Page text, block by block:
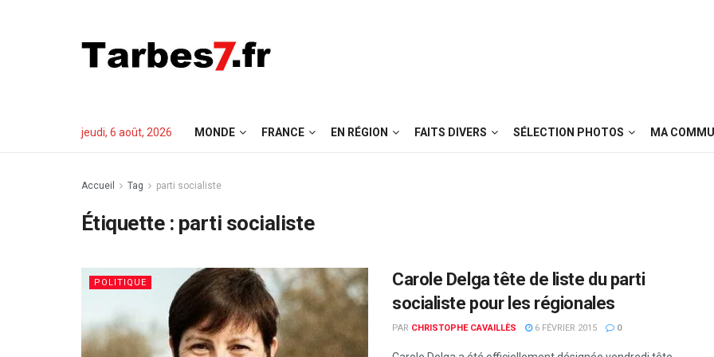
jeudi, 6 août, 2026 MONDE FRANCE EN RÉGION FAITS DIVERS SÉLECTION PHOTOS MA
Accueil Tag parti socialiste
Étiquette : parti socialiste
POLITIQUE
Carole Delga tête de liste du parti
socialiste pour les régionales
PAR CHRISTOPHE CAVAILLÈS 6 FÉVRIER 2015 0